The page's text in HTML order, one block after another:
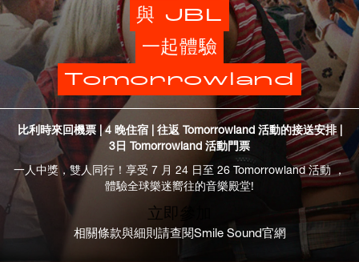
與 JBL
一起體驗
Tomorrowland
比利時來回機票 | 4 晚住宿 | 往返 Tomorrowland 活動的接送安排 |
3日 Tomorrowland 活動門票
一人中獎，雙人同行！享受 7 月 24 日至 26 Tomorrowland 活動 ，
體驗全球樂迷嚮往的音樂殿堂!
立即參加
相關條款與細則請查閱Smile Sound官網